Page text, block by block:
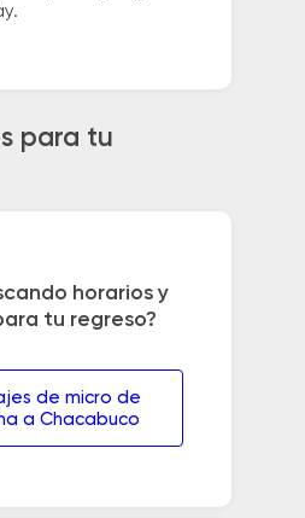
para tu
horarios y
tu regreso?
de micro de
a Chacabuco